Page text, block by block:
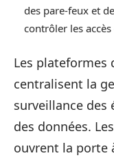
des pare-feux et
contrôler les
Les plateformes
centralisent la
surveillance des
des données.
ouvrent la porte